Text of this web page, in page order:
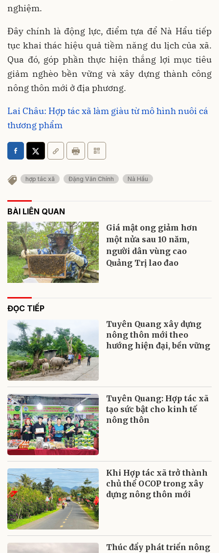
nghiệm.
Đây chính là động lực, điểm tựa để Nà Hẩu tiếp
tục khai thác hiệu quả tiềm năng du lịch của xã.
Qua đó, góp phần thực hiện thắng lợi mục tiêu
giảm nghèo bền vững và xây dựng thành công
nông thôn mới ở địa phương.
Lai Châu: Hợp tác xã làm giàu từ mô hình nuôi cá
thương phẩm
hợp tác xã Đặng Văn Chính Nà Hẩu
BÀI LIÊN QUAN
Giá mật ong giảm hơn
một nửa sau 10 năm,
người dân vùng cao
Quảng Trị lao đao
ĐỌC TIẾP
Tuyên Quang xây dựng
nông thôn mới theo
hướng hiện đại, bền vững
Tuyên Quang: Hợp tác xã
tạo sức bật cho kinh tế
nông thôn
Khi Hợp tác xã trở thành
chủ thể OCOP trong xây
dựng nông thôn mới
Thúc đẩy phát triển nông